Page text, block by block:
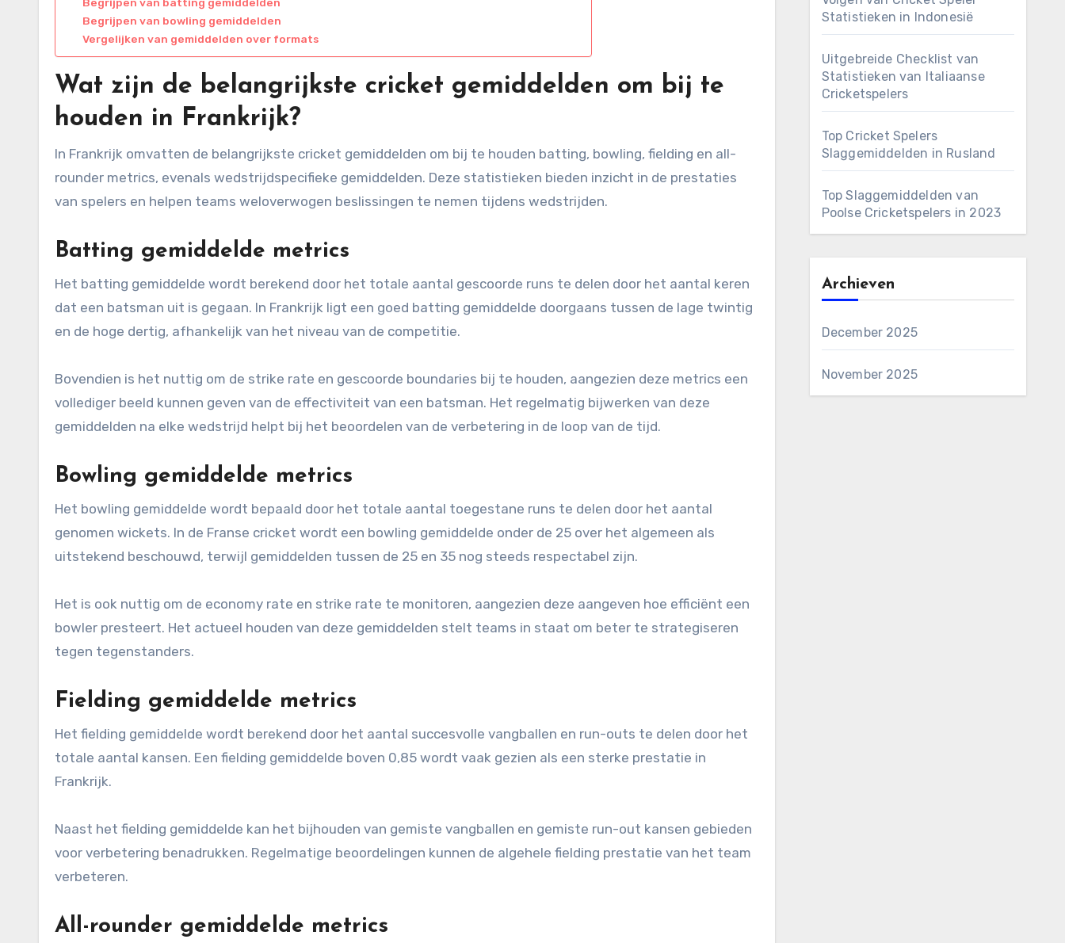
Begrijpen van bowling gemiddelden
Vergelijken van gemiddelden over formats
Wat zijn de belangrijkste cricket gemiddelden om bij te
houden in Frankrijk?
In Frankrijk omvatten de belangrijkste cricket gemiddelden om bij te houden batting, bowling, fielding en all-
rounder metrics, evenals wedstrijdspecifieke gemiddelden. Deze statistieken bieden inzicht in de prestaties
van spelers en helpen teams weloverwogen beslissingen te nemen tijdens wedstrijden.
Batting gemiddelde metrics
Het batting gemiddelde wordt berekend door het totale aantal gescoorde runs te delen door het aantal keren
dat een batsman uit is gegaan. In Frankrijk ligt een goed batting gemiddelde doorgaans tussen de lage twintig
en de hoge dertig, afhankelijk van het niveau van de competitie.
Bovendien is het nuttig om de strike rate en gescoorde boundaries bij te houden, aangezien deze metrics een
vollediger beeld kunnen geven van de effectiviteit van een batsman. Het regelmatig bijwerken van deze
gemiddelden na elke wedstrijd helpt bij het beoordelen van de verbetering in de loop van de tijd.
Bowling gemiddelde metrics
Het bowling gemiddelde wordt bepaald door het totale aantal toegestane runs te delen door het aantal
genomen wickets. In de Franse cricket wordt een bowling gemiddelde onder de 25 over het algemeen als
uitstekend beschouwd, terwijl gemiddelden tussen de 25 en 35 nog steeds respectabel zijn.
Het is ook nuttig om de economy rate en strike rate te monitoren, aangezien deze aangeven hoe efficiënt een
bowler presteert. Het actueel houden van deze gemiddelden stelt teams in staat om beter te strategiseren
tegen tegenstanders.
Fielding gemiddelde metrics
Het fielding gemiddelde wordt berekend door het aantal succesvolle vangballen en run-outs te delen door het
totale aantal kansen. Een fielding gemiddelde boven 0,85 wordt vaak gezien als een sterke prestatie in
Frankrijk.
Naast het fielding gemiddelde kan het bijhouden van gemiste vangballen en gemiste run-out kansen gebieden
voor verbetering benadrukken. Regelmatige beoordelingen kunnen de algehele fielding prestatie van het team
verbeteren.
All-rounder gemiddelde metrics
Statistieken in Indonesië
Uitgebreide Checklist van
Statistieken van Italiaanse
Cricketspelers
Top Cricket Spelers
Slaggemiddelden in Rusland
Top Slaggemiddelden van
Poolse Cricketspelers in 2023
Archieven
December 2025
November 2025